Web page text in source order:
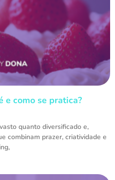
e como se pratica?
quanto diversificado e,
combinam prazer, criatividade e